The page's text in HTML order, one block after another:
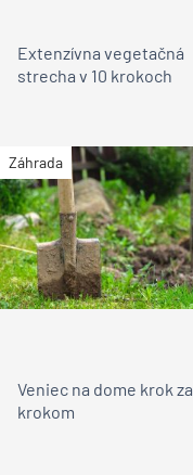
Extenzívna vegetačná
strecha v 10 krokoch
Záhrada
Veniec na dome krok za
krokom